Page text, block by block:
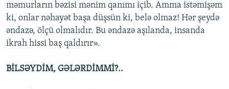
məmurların bəzisi mənim qanımı içib. Amma istəmişəm
ki, onlar nəhayət başa düşsün ki, belə olmaz! Hər şeydə
əndazə, ölçü olmalıdır. Bu əndazə aşılanda, insanda
ikrah hissi baş qaldırır».
BİLSƏYDİM, GƏLƏRDİMMİ?..